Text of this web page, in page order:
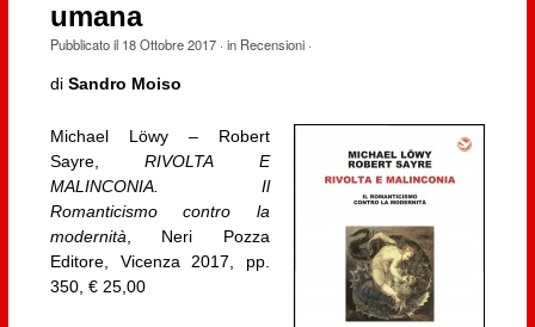
umana
Pubblicato il 18 Ottobre 2017· in Recensioni·
di Sandro Moiso
Michael Löwy – Robert
Sayre,RIVOLTA E
MALINCONIA. Il
Romanticismo contro la
modernità , Neri Pozza
Editore, Vicenza 2017, pp.
350, € 25,00